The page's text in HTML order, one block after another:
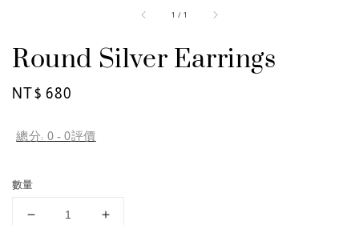
1 /1
Round Silver Earrings
Regular
NT$ 680
總分: 0 - 0評價
數量